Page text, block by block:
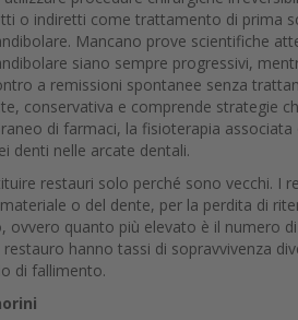
o indiretti come trattamento di prima
Mancano prove scientifiche
siano sempre progressivi,
a remissioni spontanee senza
conservativa e comprende strategie
di farmaci, la fisioterapia
denti nelle arcate dentali.
restauri solo perché sono vecchi. I
o del dente, per la perdita di
ovvero quanto più elevato è il numero
hanno tassi di sopravvivenza
di fallimento.